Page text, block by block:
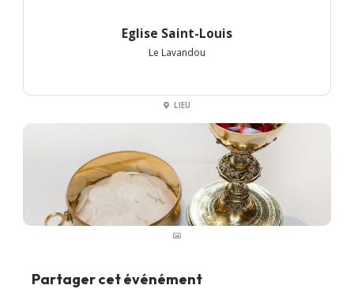
Eglise Saint-Louis
Le Lavandou
LIEU
Partager cet événément